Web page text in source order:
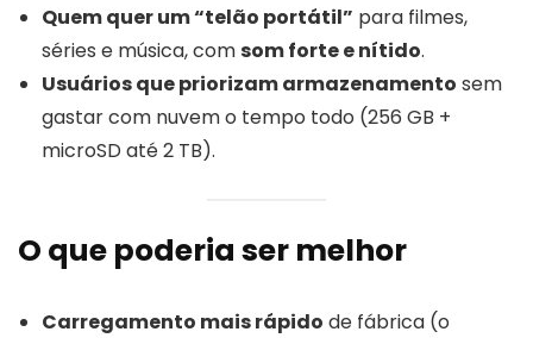
Quem quer um “telão portátil” para filmes,
séries e música, comsom forte e nítido.
Usuários que priorizam armazenamento sem
gastar com nuvem o tempo todo (256 GB +
microSD até 2 TB).
O que poderia ser melhor
Carregamento mais rápido de fábrica (o